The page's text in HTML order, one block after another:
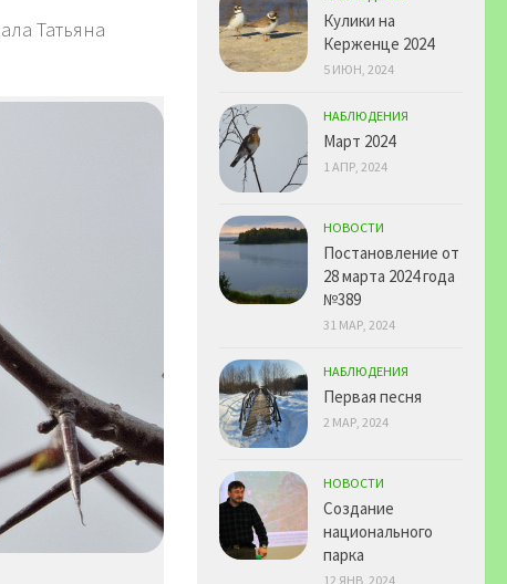
Татьяна
Кулики на
Керженце 2024
5 ИЮН, 2024
НАБЛЮДЕНИЯ
Март 2024
1 АПР, 2024
НОВОСТИ
Постановление от
28 марта 2024 года
№389
31 МАР, 2024
НАБЛЮДЕНИЯ
Первая песня
2 МАР, 2024
НОВОСТИ
Создание
национального
парка
12 ЯНВ, 2024